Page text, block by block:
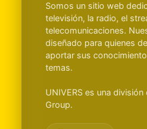
Somos un sitio web
televisión, la radio, el
telecomunicaciones.
diseñado para quienes
aportar sus
temas.
UNIVERS es una división
Group.